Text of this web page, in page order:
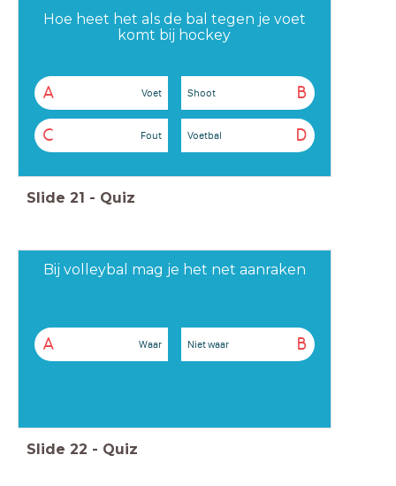
Hoe heet het als de bal tegen je voet
komt bij hockey
A Voet B
Shoot
C Fout D
Voetbal
Slide 21 - Quiz
Bij volleybal mag je het net aanraken
A Waar B
Niet waar
Slide 22 - Quiz